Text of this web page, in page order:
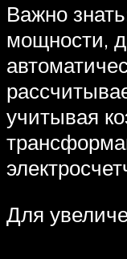
Важно
мощности,
учитывая
Для